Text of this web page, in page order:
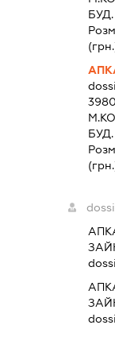
БУД.
БУД.